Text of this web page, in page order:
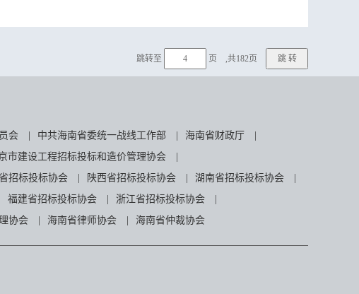
跳转至 页 ,共182页
会 中共海南省委统一战线工作部 海南省财政厅
市建设工程招标投标和造价管理协会
招标投标协会 陕西省招标投标协会 湖南省招标投标协会
福建省招标投标协会 浙江省招标投标协会
协会 海南省律师协会 海南省仲裁协会